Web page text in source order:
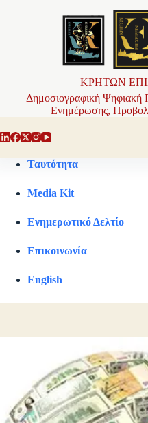
ΚΡΗΤΩΝ
Δημοσιογραφική Ψηφιακή
Ενημέρωσης,
Ταυτότητα
Media Kit
Ενημερωτικό Δελτίο
Επικοινωνία
English